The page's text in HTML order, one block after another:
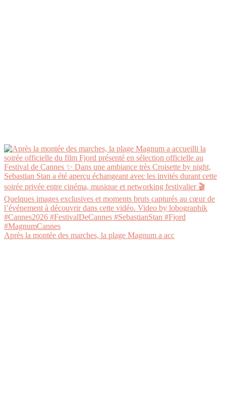
Après la montée des marches, la plage Magnum a acc